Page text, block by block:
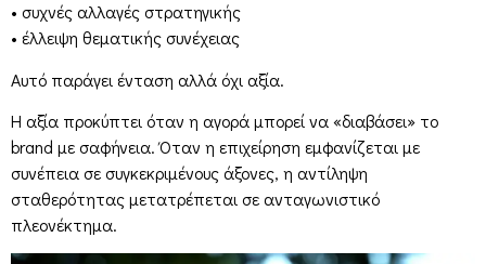
• συχνές αλλαγές στρατηγικής
• έλλειψη θεματικής συνέχειας
Αυτό παράγει ένταση αλλά όχι αξία.
Η αξία προκύπτει όταν η αγορά μπορεί να «διαβάσει» το
brand με σαφήνεια. Όταν η επιχείρηση εμφανίζεται με
συνέπεια σε συγκεκριμένους άξονες, η αντίληψη
σταθερότητας μετατρέπεται σε ανταγωνιστικό
πλεονέκτημα.